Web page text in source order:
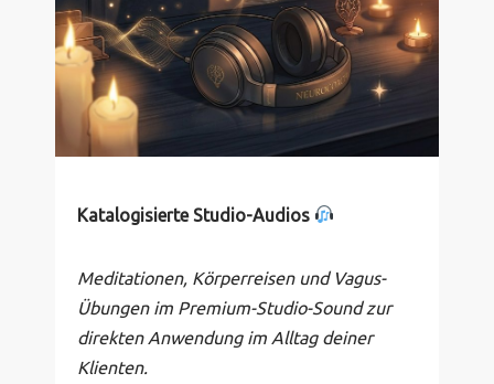
Katalogisierte Studio-Audios
Meditationen, Körperreisen und Vagus-
Übungen im Premium-Studio-Sound zur
direkten Anwendung im Alltag deiner
Klienten.